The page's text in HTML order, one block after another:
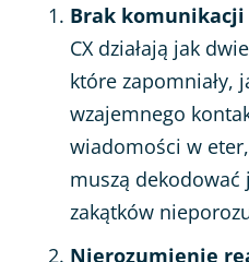
Brak komunikacji
CX działają jak
które zapomniały,
wzajemnego
wiadomości w eter,
muszą dekodować
zakątków
Nierozumienie